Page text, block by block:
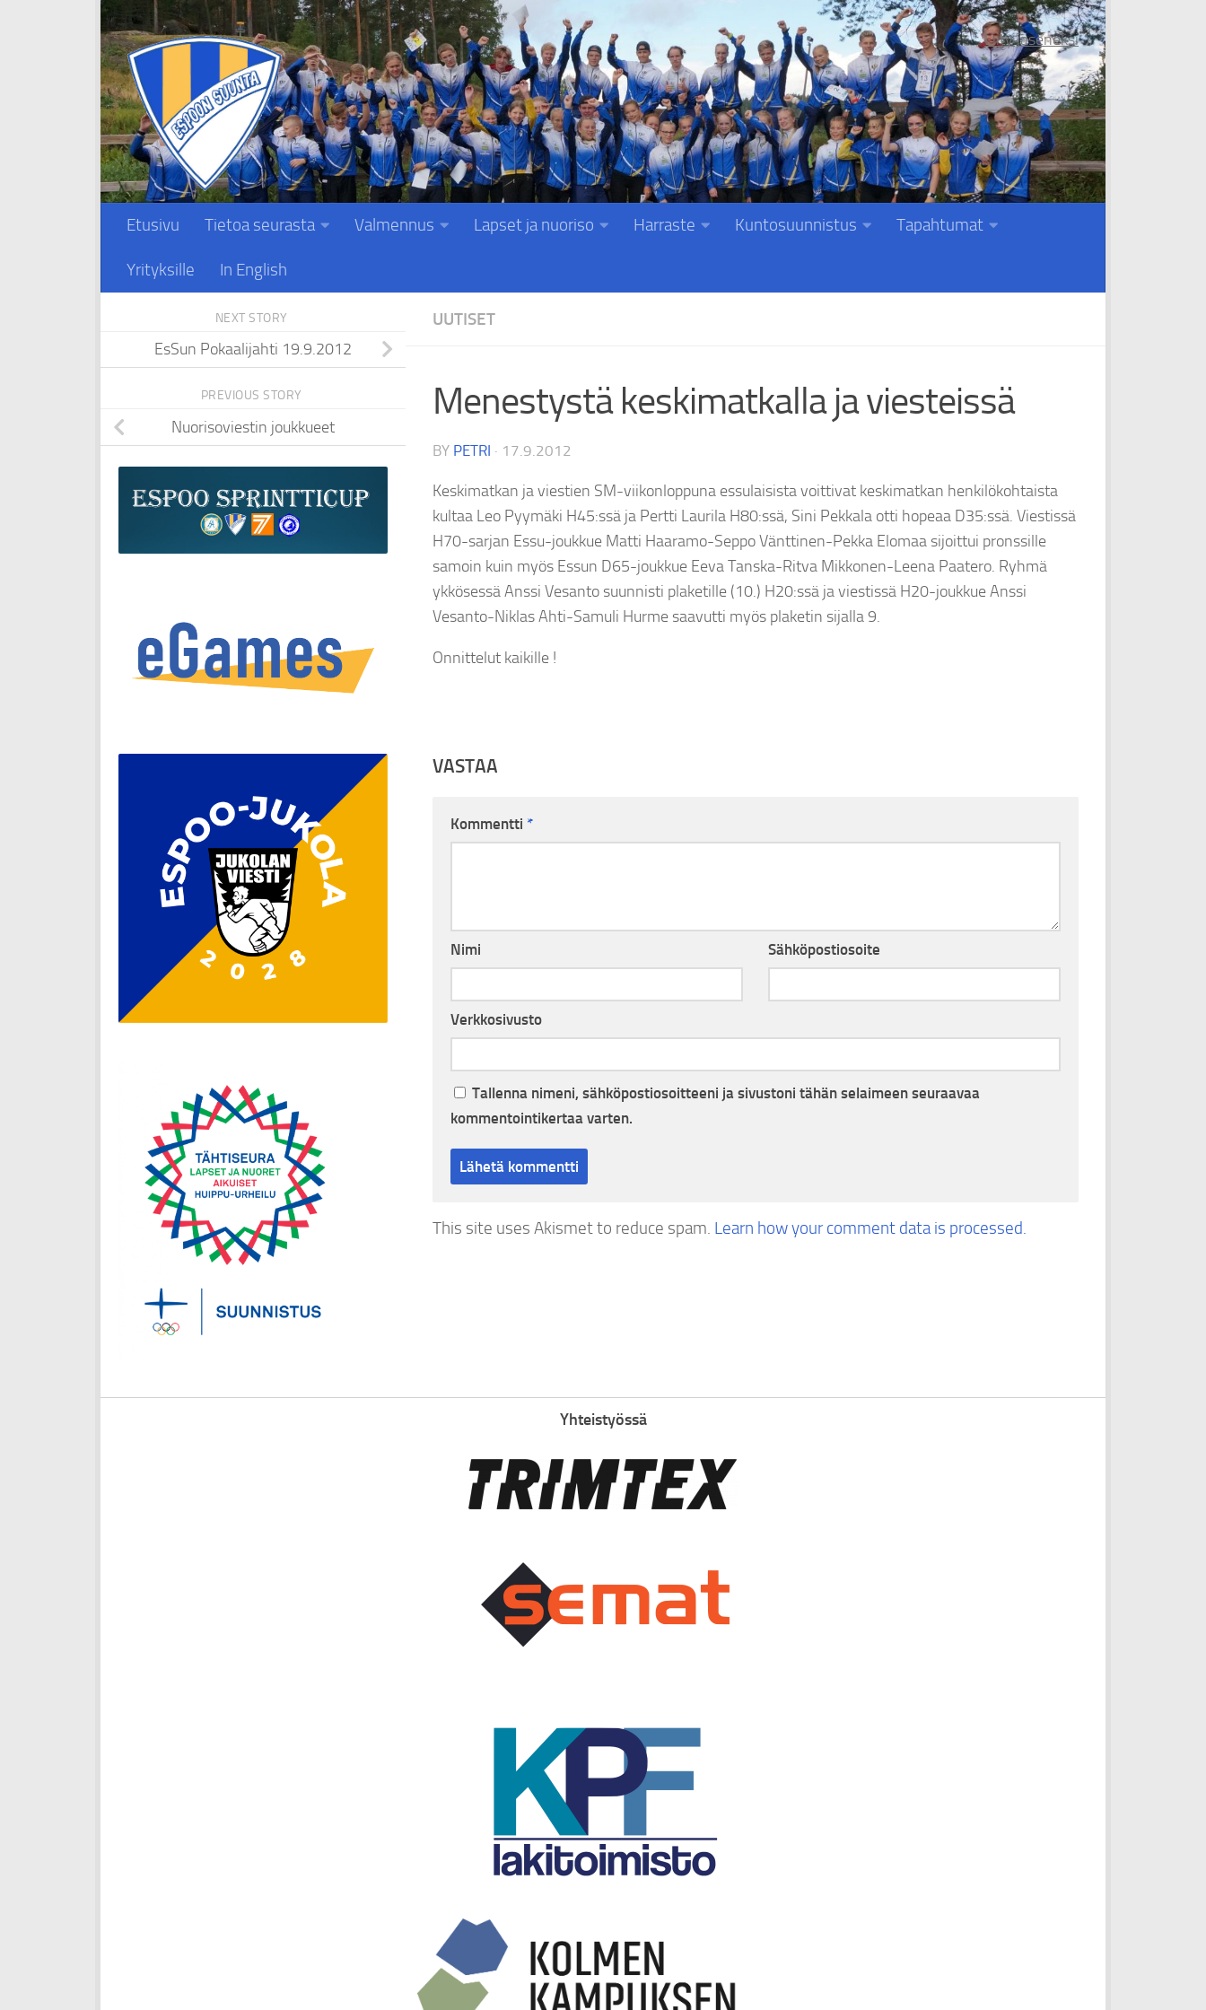
Skip to content
Liity jäseneksi
Etusivu Tietoa seurasta Valmennus Lapset ja nuoriso Harraste Kuntosuunnistus Tapahtumat
Yrityksille In English
UUTISET
Menestystä keskimatkalla ja viesteissä
BY PETRI · 17.9.2012
Keskimatkan ja viestien SM-viikonloppuna essulaisista voittivat keskimatkan henkilökohtaista
kultaa Leo Pyymäki H45:ssä ja Pertti Laurila H80:ssä, Sini Pekkala otti hopeaa D35:ssä. Viestissä
H70-sarjan Essu-joukkue Matti Haaramo-Seppo Vänttinen-Pekka Elomaa sijoittui pronssille
samoin kuin myös Essun D65-joukkue Eeva Tanska-Ritva Mikkonen-Leena Paatero. Ryhmä
ykkösessä Anssi Vesanto suunnisti plaketille (10.) H20:ssä ja viestissä H20-joukkue Anssi
Vesanto-Niklas Ahti-Samuli Hurme saavutti myös plaketin sijalla 9.
Onnittelut kaikille !
VASTAA
Kommentti *
Nimi Sähköpostiosoite
Verkkosivusto
Tallenna nimeni, sähköpostiosoitteeni ja sivustoni tähän selaimeen seuraavaa
kommentointikertaa varten.
This site uses Akismet to reduce spam. Learn how your comment data is processed.
NEXT STORY
EsSun Pokaalijahti 19.9.2012
PREVIOUS STORY
Nuorisoviestin joukkueet
Yhteistyössä